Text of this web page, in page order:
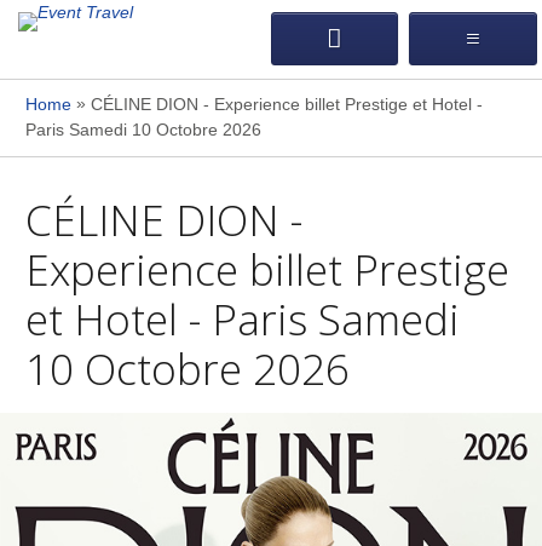
Home» CÉLINE DION - Experience billet Prestige et Hotel -
Paris Samedi 10 Octobre 2026
CÉLINE DION -
Experience billet Prestige
et Hotel - Paris Samedi
10 Octobre 2026